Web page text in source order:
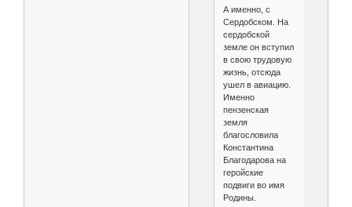
А именно, с
Сердобском. На
сердобской
земле он вступил
в свою трудовую
жизнь, отсюда
ушел в авиацию.
Именно
пензенская
земля
благословила
Константина
Благодарова на
геройские
подвиги во имя
Родины.